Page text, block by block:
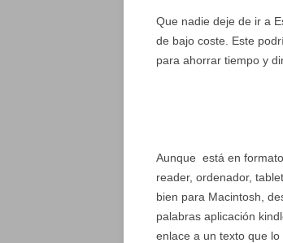
Que nadie deje de ir a
de bajo coste. Este
para ahorrar tiempo y
Aunque está en
reader, ordenador,
bien para Macintosh,
palabras aplicación
enlace a un texto que